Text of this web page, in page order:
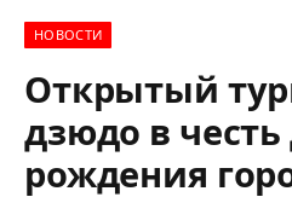
НОВОСТИ
Открытый
дзюдо в честь
рождения